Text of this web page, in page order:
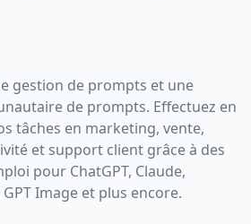
gestion de prompts et une
de prompts. Effectuez en
tâches en marketing, vente,
et support client grâce à des
pour ChatGPT, Claude,
Image et plus encore.